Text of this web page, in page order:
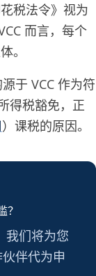
税法令》视为
而言，每个
。
于 VCC 作为符
得税豁免，正
）课税的原因。
？
我们将为您
伴代为申